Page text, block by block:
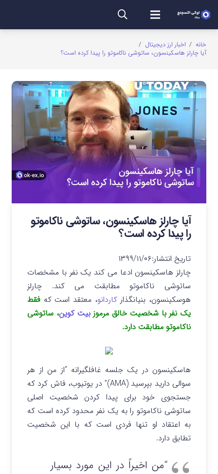
خانه / اخبار ارز دیجیتال /
آیا چارلز هاسکینسون، ساتوشی ناکاموتو را پیدا کرده است؟
آیا چارلز هاسکینسون، ساتوشی ناکاموتو
را پیدا کرده است؟
تاریخ انتشار:۱۳۹۹/۱۱/۰۶
چارلز هاسکینسون ادعا می کند یک نفر با مشخصات
ساتوشی ناکاموتو مطابقت می کند. چارلز
هوسکینسون، بنیانگذارکاردانو، معتقد است که فقط
یک نفر با شخصیت خالق مرموزبیت کوین، ساتوشی
ناکاموتو مطابقت دارد.
هاسکینسون در یک جلسه غافلگیرانه “از من از هر
سوالی دارید بپرسید (AMA)” در یوتیوب، فاش کرد که
جستجوی خود برای پیدا کردن شخصیت اصلی
ساتوشی ناکاموتو را به یک نفر محدود کرده است که
به اعتقاد او تنها فردی است که با این شخصیت
تطابق دارد.
“من اخیراً در این مورد بسیار